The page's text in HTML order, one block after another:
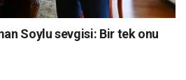
Soylu sevgisi: Bir tek onu